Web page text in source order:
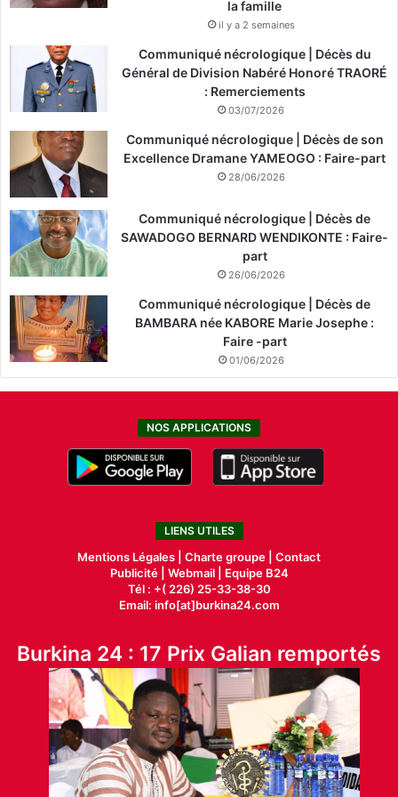
la famille
il y a 2 semaines
Communiqué nécrologique | Décès du
Général de Division Nabéré Honoré TRAORÉ
: Remerciements
03/07/2026
Communiqué nécrologique | Décès de son
Excellence Dramane YAMEOGO : Faire-part
28/06/2026
Communiqué nécrologique | Décès de
SAWADOGO BERNARD WENDIKONTE : Faire-
part
26/06/2026
Communiqué nécrologique | Décès de
BAMBARA née KABORE Marie Josephe :
Faire -part
01/06/2026
NOS APPLICATIONS
LIENS UTILES
Mentions Légales | Charte groupe | Contact
Publicité| Webmail |
Equipe B24
Tél : +( 226) 25-33-38-30
Email: info[at]burkina24.com
Burkina 24 : 17 Prix Galian remportés